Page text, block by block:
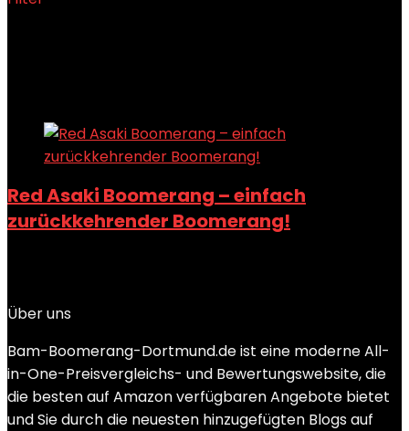
Red Asaki Boomerang – einfach
zurückkehrender Boomerang!
Über uns
Bam-Boomerang-Dortmund.de ist eine moderne All-
in-One-Preisvergleichs- und Bewertungswebsite, die
die besten auf Amazon verfügbaren Angebote bietet
und Sie durch die neuesten hinzugefügten Blogs auf